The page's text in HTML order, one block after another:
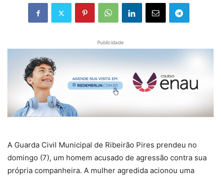
Publicidade
A Guarda Civil Municipal de Ribeirão Pires prendeu no
domingo (7), um homem acusado de agressão contra sua
própria companheira. A mulher agredida acionou uma